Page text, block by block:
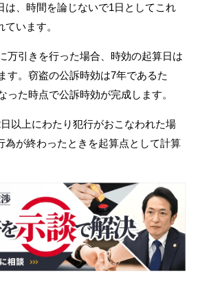
は、時間を論じないで1日としてこれ
います。
万引きを行った場合、時効の起算日は
す。窃盗の公訴時効は7年であるた
った時点で公訴時効が完成します。
以上にわたり犯行がおこなわれた場
為が終わったときを起算点として計算